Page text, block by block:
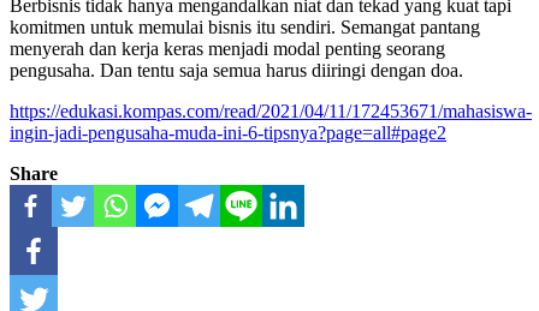
Berbisnis tidak hanya mengandalkan niat dan tekad yang kuat tapi
komitmen untuk memulai bisnis itu sendiri. Semangat pantang
menyerah dan kerja keras menjadi modal penting seorang
pengusaha. Dan tentu saja semua harus diiringi dengan doa.
https://edukasi.kompas.com/read/2021/04/11/172453671/mahasiswa-
ingin-jadi-pengusaha-muda-ini-6-tipsnya?page=all#page2
Share